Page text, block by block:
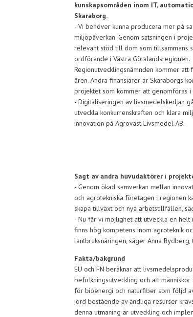
kunskapsområden inom IT,
Skaraborg.
- Vi behöver kunna producera mer på
miljöpåverkan. Genom satsningen i
relevant stöd till dom som tillsammans
ordförande i Västra Götalandsregionen.
Regionutvecklingsnämnden kommer
åren. Andra finansiärer är Skaraborgs
projektet som kommer att genomföras i
- Digitaliseringen av livsmedelskedjan
utveckla konkurrenskraften och klara
innovation på Agroväst Livsmedel AB.
Sagt av andra huvudaktörer i
- Genom ökad samverkan mellan
och agrotekniska företagen i regionen
skapa tillväxt och nya arbetstillfällen,
- Nu får vi möjlighet att utveckla en helt
finns hög kompetens inom agroteknik
lantbruksnäringen, säger Anna
Fakta/bakgrund
EU och FN beräknar att
befolkningsutveckling och att
för bioenergi och naturfiber som följd
jord bestående av ändliga resurser
denna utmaning är utveckling och